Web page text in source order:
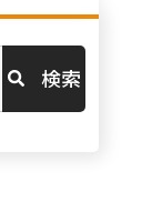
検索